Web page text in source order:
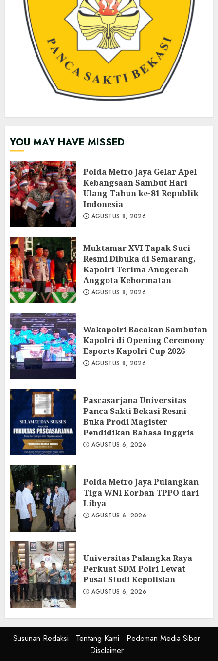
YOU MAY HAVE MISSED
Polda Metro Jaya Gelar Apel
Kebangsaan Sambut Hari
Ulang Tahun ke-81 Republik
Indonesia
AGUSTUS 8, 2026
Muktamar XVI Tapak Suci
Resmi Dibuka di Semarang,
Kapolri Terima Anugerah
Anggota Kehormatan
AGUSTUS 8, 2026
Wakapolri Bacakan Sambutan
Kapolri di Opening Ceremony
Esports Kapolri Cup 2026
AGUSTUS 8, 2026
Pascasarjana Universitas
Panca Sakti Bekasi Resmi
Buka Prodi Magister
Pendidikan Bahasa Inggris
AGUSTUS 6, 2026
Polda Metro Jaya Pulangkan
Tiga WNI Korban TPPO dari
Libya
AGUSTUS 6, 2026
Universitas Palangka Raya
Perkuat SDM Polri Lewat
Pusat Studi Kepolisian
AGUSTUS 6, 2026
Susunan Redaksi Tentang Kami
Pedoman Media Siber
Disclaimer